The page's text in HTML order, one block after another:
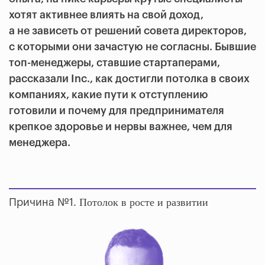
хотят активнее влиять на свой доход,
а не зависеть от решений совета директоров,
с которыми они зачастую не согласны. Бывшие
топ-менеджеры, ставшие стартаперами,
рассказали Inc., как достигли потолка в своих
компаниях, какие пути к отступлению
готовили и почему для предпринимателя
крепкое здоровье и нервы важнее, чем для
менеджера.
Причина №1. Потолок в росте и развитии